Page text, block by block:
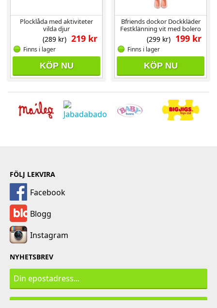
Plocklåda med aktiviteter
vilda djur
219 kr
(289 kr)
Finns i lager
KÖP NU
Bfriends dockor Dockkläder
Festklänning vit med bolero
46 cm
199 kr
(299 kr)
Finns i lager
KÖP NU
FÖLJ LEKVIRA
Facebook
Blogg
Instagram
NYHETSBREV